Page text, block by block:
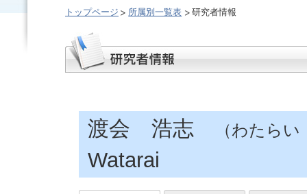
トップページ 所属別一覧表 研究者情報
渡会 浩志 （わたら
Watarai